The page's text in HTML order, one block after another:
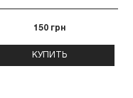
150 грн
КУПИТЬ